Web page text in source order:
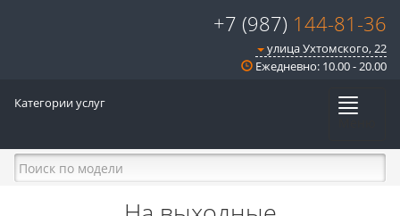
+7 (987) 144-81-36
улица Ухтомского, 22
Ежедневно: 10.00 - 20.00
Категории услуг